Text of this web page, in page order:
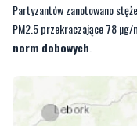
Partyzantów zanotowano
PM2.5 przekraczające 78 µg/
norm dobowych